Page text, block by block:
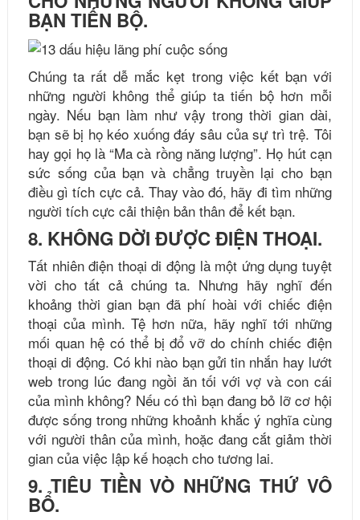
BẠN TIẾN BỘ.
Chúng ta rất dễ mắc kẹt trong việc kết bạn với
những người không thể giúp ta tiến bộ hơn mỗi
ngày. Nếu bạn làm như vậy trong thời gian dài,
bạn sẽ bị họ kéo xuống đáy sâu của sự trì trệ. Tôi
hay gọi họ là “Ma cà rồng năng lượng”. Họ hút cạn
sức sống của bạn và chẳng truyền lại cho bạn
điều gì tích cực cả. Thay vào đó, hãy đi tìm những
người tích cực cải thiện bản thân để kết bạn.
8. KHÔNG DỜI ĐƯỢC ĐIỆN THOẠI.
Tất nhiên điện thoại di động là một ứng dụng tuyệt
vời cho tất cả chúng ta. Nhưng hãy nghĩ đến
khoảng thời gian bạn đã phí hoài với chiếc điện
thoại của mình. Tệ hơn nữa, hãy nghĩ tới những
mối quan hệ có thể bị đổ vỡ do chính chiếc điện
thoại di động. Có khi nào bạn gửi tin nhắn hay lướt
web trong lúc đang ngồi ăn tối với vợ và con cái
của mình không? Nếu có thì bạn đang bỏ lỡ cơ hội
được sống trong những khoảnh khắc ý nghĩa cùng
với người thân của mình, hoặc đang cắt giảm thời
gian của việc lập kế hoạch cho tương lai.
9. TIÊU TIỀN VÒ NHỮNG THỨ VÔ
BỔ.